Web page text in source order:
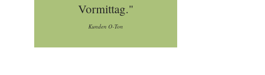
Vormittag."
Kunden O-Ton